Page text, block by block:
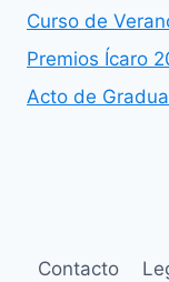
Curso de
Premios Ícaro
Acto de
Contacto